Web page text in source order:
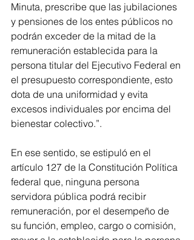
Minuta, prescribe que las jubilaciones
y pensiones de los entes públicos no
podrán exceder de la mitad de la
remuneración establecida para la
persona titular del Ejecutivo Federal en
el presupuesto correspondiente, esto
dota de una uniformidad y evita
excesos individuales por encima del
bienestar colectivo.”.
En ese sentido, se estipuló en el
artículo 127 de la Constitución Política
federal que, ninguna persona
servidora pública podrá recibir
remuneración, por el desempeño de
su función, empleo, cargo o comisión,